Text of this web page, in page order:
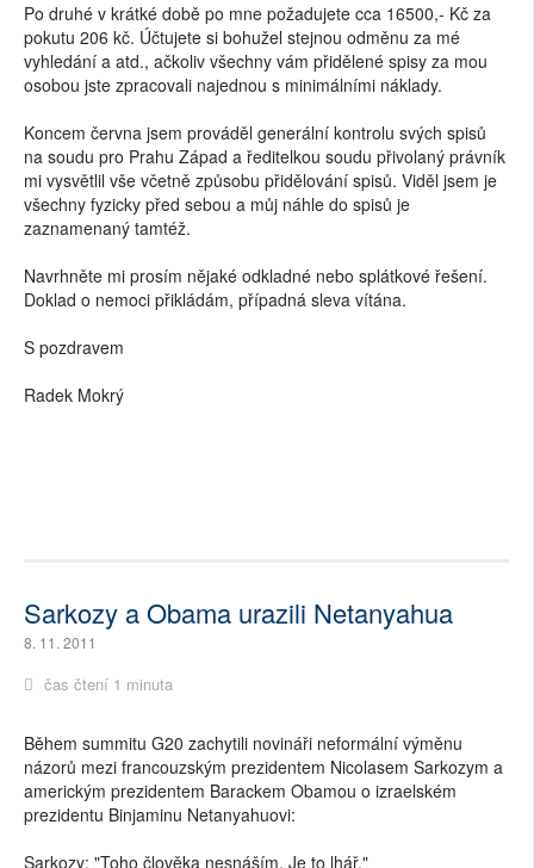
Po druhé v krátké době po mne požadujete cca 16500,- Kč za
pokutu 206 kč. Účtujete si bohužel stejnou odměnu za mé
vyhledání a atd., ačkoliv všechny vám přidělené spisy za mou
osobou jste zpracovali najednou s minimálními náklady.
Koncem června jsem prováděl generální kontrolu svých spisů
na soudu pro Prahu Západ a ředitelkou soudu přivolaný právník
mi vysvětlil vše včetně způsobu přidělování spisů. Viděl jsem je
všechny fyzicky před sebou a můj náhle do spisů je
zaznamenaný tamtéž.
Navrhněte mi prosím nějaké odkladné nebo splátkové řešení.
Doklad o nemoci přikládám, případná sleva vítána.
S pozdravem
Radek Mokrý
Sarkozy a Obama urazili Netanyahua
8. 11. 2011
čas čtení 1 minuta
Během summitu G20 zachytili novináři neformální výměnu
názorů mezi francouzským prezidentem Nicolasem Sarkozym a
americkým prezidentem Barackem Obamou o izraelském
prezidentu Binjaminu Netanyahuovi:
Sarkozy: "Toho člověka nesnáším. Je to lhář."